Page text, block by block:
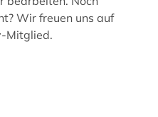
Wir freuen uns auf
Mitglied.